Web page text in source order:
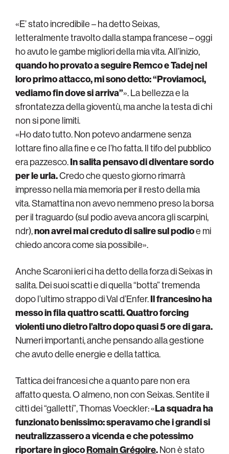
«E’ stato incredibile – ha detto Seixas,
letteralmente travolto dalla stampa francese – oggi
ho avuto le gambe migliori della mia vita. All’inizio,
quando ho provato a seguire Remco e Tadej nel
loro primo attacco, mi sono detto: “Proviamoci,
vediamo fin dove si arriva”». La bellezza e la
sfrontatezza della gioventù, ma anche la testa di chi
non si pone limiti.
«Ho dato tutto. Non potevo andarmene senza
lottare fino alla fine e ce l’ho fatta. Il tifo del pubblico
era pazzesco.In salita pensavo di diventare sordo
per le urla.Credo che questo giorno rimarrà
impresso nella mia memoria per il resto della mia
vita. Stamattina non avevo nemmeno preso la borsa
per il traguardo (sul podio aveva ancora gli scarpini,
ndr),non avrei mai creduto di salire sul podioe mi
chiedo ancora come sia possibile».
Anche Scaroni ieri ci ha detto della forza di Seixas in
salita. Dei suoi scatti e di quella “botta” tremenda
dopo l’ultimo strappo di Val d’Enfer.Il francesino ha
messo in fila quattro scatti. Quattro forcing
violenti uno dietro l’altro dopo quasi 5 ore di gara.
Numeri importanti, anche pensando alla gestione
che avuto delle energie e della tattica.
Tattica dei francesi che a quanto pare non era
affatto questa. O almeno, non con Seixas. Sentite il
cittì dei “galletti”, Thomas Voeckler: «La squadra ha
funzionato benissimo: speravamo che i grandi si
neutralizzassero a vicenda e che potessimo
riportare in giocoRomain Grégoire.Non è stato